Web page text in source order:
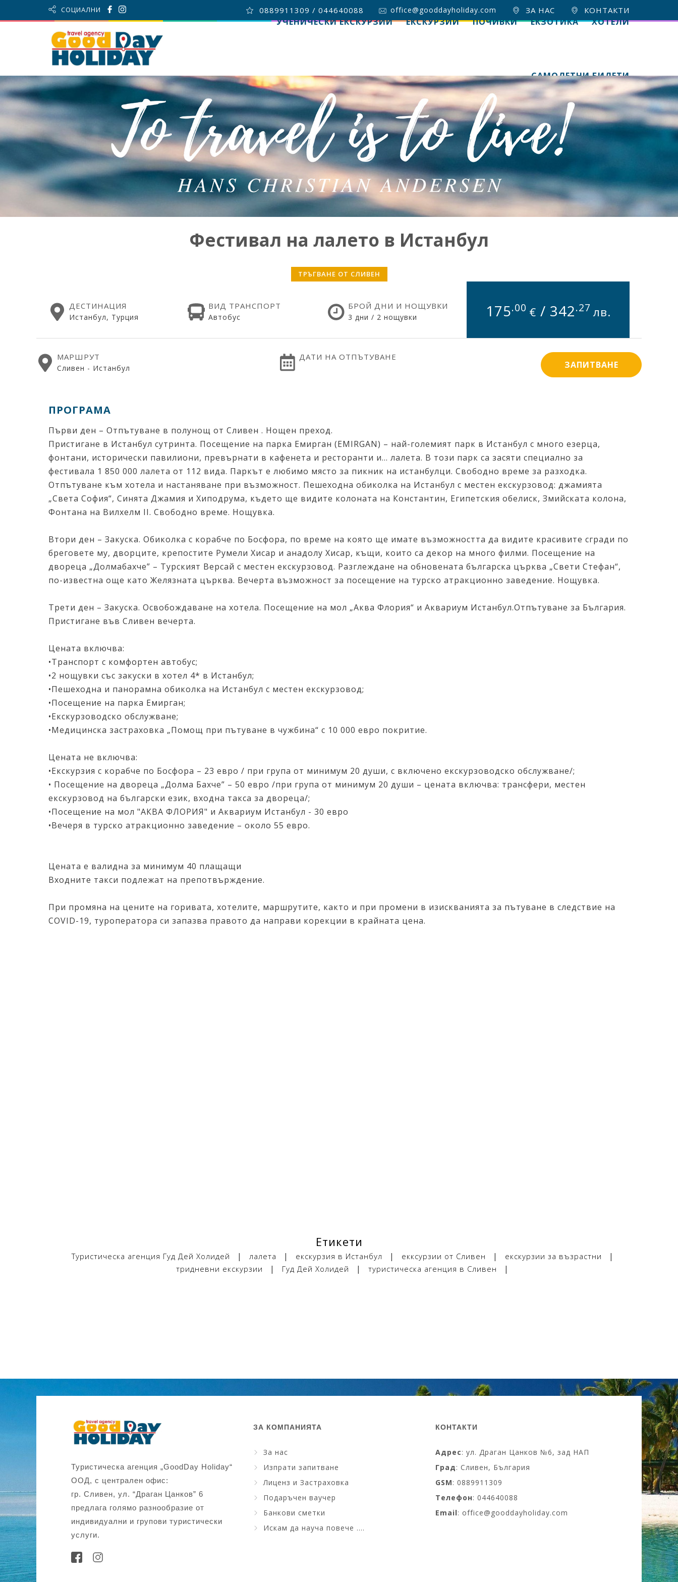
СОЦИАЛНИ 0889911309 / 044640088 office@gooddayholiday.com ЗА НАС КОНТАКТИ
УЧЕНИЧЕСКИ ЕКСКУРЗИИ ЕКСКУРЗИИ ПОЧИВКИ ЕКЗОТИКА ХОТЕЛИ
САМОЛЕТНИ БИЛЕТИ
Фестивал на лалето в Истанбул
ТРЪГВАНЕ ОТ СЛИВЕН
ДЕСТИНАЦИЯ
Истанбул, Турция
ВИД ТРАНСПОРТ
Автобус
БРОЙ ДНИ И НОЩУВКИ
3 дни / 2 нощувки 175.00 € / 342.27 лв.
МАРШРУТ
Сливен - Истанбул
ДАТИ НА ОТПЪТУВАНЕ
ЗАПИТВАНЕ
ПРОГРАМА
Първи ден – Отпътуване в полунощ от Сливен . Нощен преход.
Пристигане в Истанбул сутринта. Посещение на парка Емирган (EMIRGAN) – най-големият парк в Истанбул с много езерца,
фонтани, исторически павилиони, превърнати в кафенета и ресторанти и... лалета. В този парк са засяти специално за
фестивала 1 850 000 лалета от 112 вида. Паркът е любимо място за пикник на истанбулци. Свободно време за разходка.
Отпътуване към хотела и настаняване при възможност. Пешеходна обиколка на Истанбул с местен екскурзовод: джамията
„Света София“, Синята Джамия и Хиподрума, където ще видите колоната на Константин, Eгипетския обелиск, Змийската колона,
Фонтанa на Вилхелм II. Свободно време. Нощувка.
Втори ден – Закуска. Обиколка с корабче по Босфора, по време на която ще имате възможността да видите красивите сгради по
бреговете му, дворците, крепостите Румели Хисар и анадолу Хисар, къщи, които са декор на много филми. Посещение на
двореца „Долмабахче” – Турският Версай с местен екскурзовод. Разглеждане на обновената българска църква „Свети Стефан“,
по-известна още като Желязната църква. Вечерта възможност за посещение на турско атракционно заведение. Нощувка.
Трети ден – Закуска. Освобождаване на хотела. Посещение на мол „Аква Флория“ и Аквариум Истанбул.Отпътуване за България.
Пристигане във Сливен вечерта.
Цената включва:
•Транспорт с комфортен автобус;
•2 нощувки със закуски в хотел 4* в Истанбул;
•Пешеходна и панорамна обиколка на Истанбул с местен екскурзовод;
•Посещение на парка Емирган;
•Екскурзоводско обслужване;
•Медицинска застраховка „Помощ при пътуване в чужбина“ с 10 000 евро покритие.
Цената не включва:
•Екскурзия с корабче по Босфора – 23 евро / при група от минимум 20 души, с включено екскурзоводско обслужване/;
• Посещение на двореца „Долма Бахче” – 50 евро /при група от минимум 20 души – цената включва: трансфери, местен
екскурзовод на български език, входна такса за двореца/;
•Посещение на мол "АКВА ФЛОРИЯ" и Аквариум Истанбул - 30 евро
•Вечеря в турско атракционно заведение – около 55 евро.
Цената е валидна за минимум 40 плащащи
Входните такси подлежат на препотвърждение.
При промяна на цените на горивата, хотелите, маршрутите, както и при промени в изискванията за пътуване в следствие на
COVID-19, туроператора си запазва правото да направи корекции в крайната цена.
Етикети
Туристическа агенция Гуд Дей Холидей | лалета | екскурзия в Истанбул | екксурзии от Сливен | екскурзии за възрастни |
тридневни екскурзии | Гуд Дей Холидей | туристическа агенция в Сливен |
Туристическа агенция „GoodDay Holiday“
ООД, с централен офис:
гр. Сливен, ул. “Драган Цанков” 6
предлага голямо разнообразие от
индивидуални и групови туристически
услуги.
ЗА КОМПАНИЯТА
За нас
Изпрати запитване
Лиценз и Застраховка
Подаръчен ваучер
Банкови сметки
Искам да науча повече ....
КОНТАКТИ
Адрес: ул. Драган Цанков №6, зад НАП
Град: Сливен, България
GSM: 0889911309
Телефон: 044640088
Email: office@gooddayholiday.com